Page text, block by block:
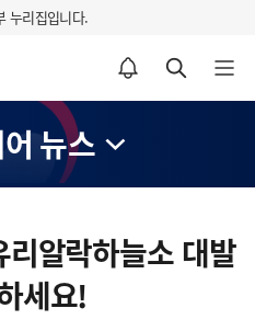
누리집입니다.
알림설정 바로가기 검색 바로가기 메뉴 열기
뉴스
알락하늘소 대발
세요!